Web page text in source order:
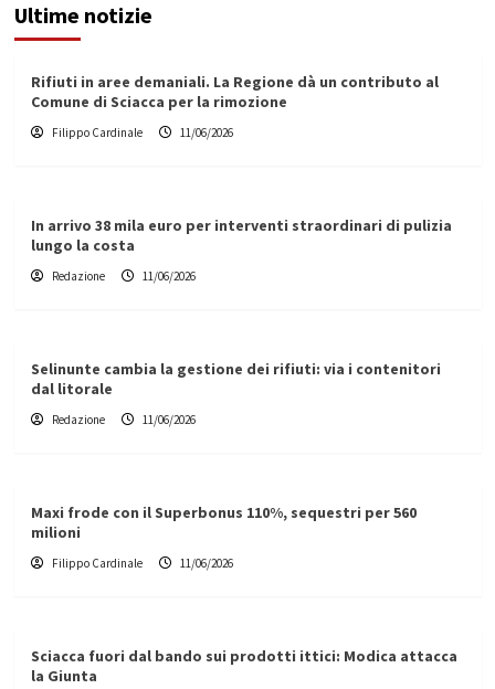
Ultime notizie
Rifiuti in aree demaniali. La Regione dà un contributo al
Comune di Sciacca per la rimozione
Filippo Cardinale 11/06/2026
In arrivo 38 mila euro per interventi straordinari di pulizia
lungo la costa
Redazione 11/06/2026
Selinunte cambia la gestione dei rifiuti: via i contenitori
dal litorale
Redazione 11/06/2026
Maxi frode con il Superbonus 110%, sequestri per 560
milioni
Filippo Cardinale 11/06/2026
Sciacca fuori dal bando sui prodotti ittici: Modica attacca
la Giunta